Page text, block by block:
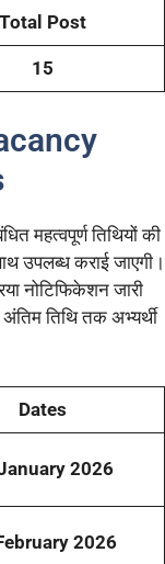
Total Post
15
महत्वपूर्ण तिथियों की
उपलब्ध कराई जाएगी।
नोटिफिकेशन जारी
तिथि तक अभ्यर्थी
Dates
2026
2026